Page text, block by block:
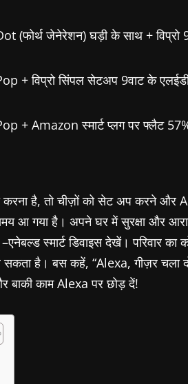
(फोर्थ जेनेरेशन) घड़ी के साथ +
+ विप्रो सिंपल सेटअप 9वाट के
Pop + Amazon स्मार्ट प्लग पर फ्लैट
है, तो चीज़ों को सेट अप करने और
आ गया है। अपने घर में सुरक्षा और
स्मार्ट डिवाइस देखें। परिवार का
है। बस कहें, “Alexa, गीज़र चला
बाकी काम Alexa पर छोड़ दें!